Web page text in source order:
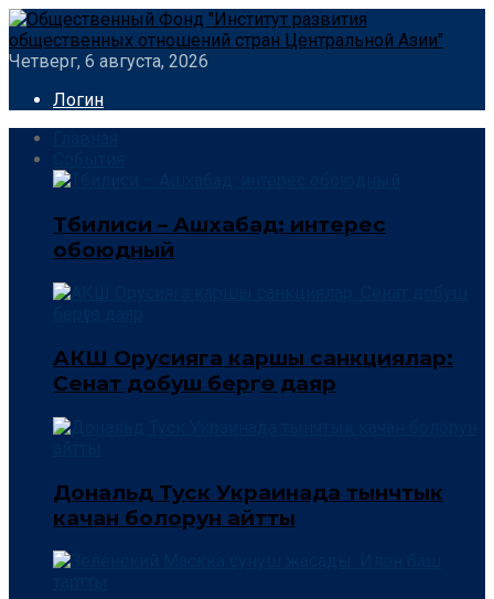
Четверг, 6 августа, 2026
Логин
Тбилиси – Ашхабад: интерес
обоюдный
АКШ Орусияга каршы санкциялар:
Сенат добуш берүүгө даяр
Дональд Туск Украинада тынчтык
качан болорун айтты